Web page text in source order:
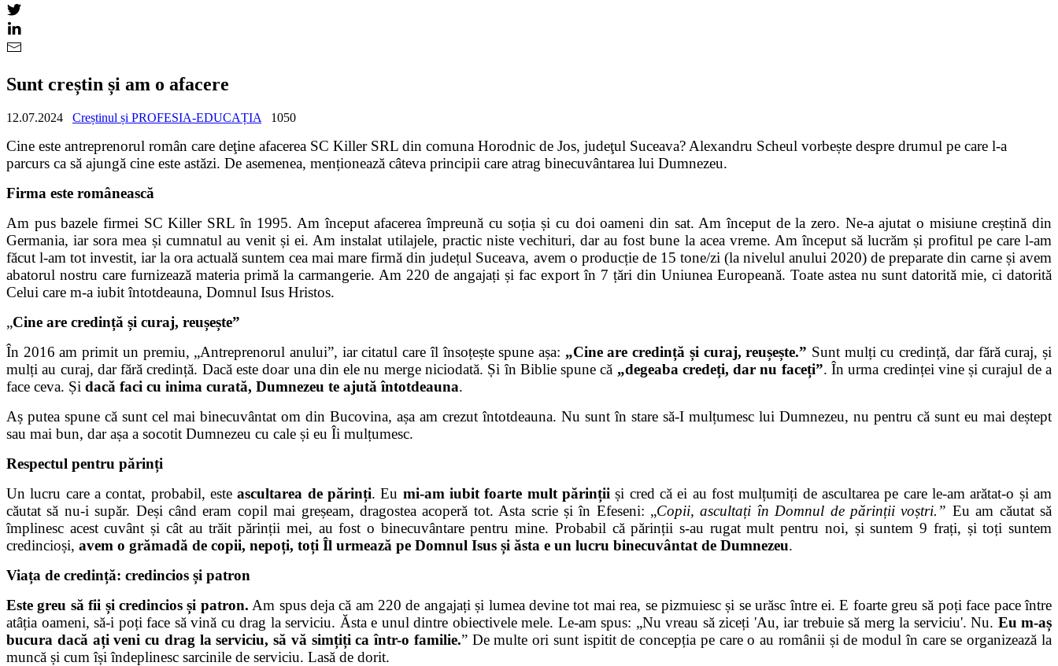
Sunt creștin și am o afacere
12.07.2024 Creștinul și PROFESIA-EDUCAȚIA 1050
Cine este antreprenorul român care deţine afacerea SC Killer SRL din comuna Horodnic de Jos, judeţul Suceava? Alexandru Scheul vorbește despre drumul pe care l-a
parcurs ca să ajungă cine este astăzi. De asemenea, menționează câteva principii care atrag binecuvântarea lui Dumnezeu.
Firma este românească
Am pus bazele firmei SC Killer SRL în 1995. Am început afacerea împreună cu soția și cu doi oameni din sat. Am început de la zero. Ne-a ajutat o misiune creștină din
Germania, iar sora mea și cumnatul au venit și ei. Am instalat utilajele, practic niste vechituri, dar au fost bune la acea vreme. Am început să lucrăm și profitul pe care l-am
făcut l-am tot investit, iar la ora actuală suntem cea mai mare firmă din județul Suceava, avem o producție de 15 tone/zi (la nivelul anului 2020) de preparate din carne și avem
abatorul nostru care furnizează materia primă la carmangerie. Am 220 de angajați și fac export în 7 țări din Uniunea Europeană. Toate astea nu sunt datorită mie, ci datorită
Celui care m-a iubit întotdeauna, Domnul Isus Hristos.
„Cine are credință și curaj, reușește”
În 2016 am primit un premiu, „Antreprenorul anului”, iar citatul care îl însoțește spune așa: „Cine are credință și curaj, reușește.” Sunt mulți cu credință, dar fără curaj, și
mulți au curaj, dar fără credință. Dacă este doar una din ele nu merge niciodată. Și în Biblie spune că „degeaba credeți, dar nu faceți”. În urma credinței vine și curajul de a
face ceva. Și dacă faci cu inima curată, Dumnezeu te ajută întotdeauna.
Aș putea spune că sunt cel mai binecuvântat om din Bucovina, așa am crezut întotdeauna. Nu sunt în stare să-I mulțumesc lui Dumnezeu, nu pentru că sunt eu mai deștept
sau mai bun, dar așa a socotit Dumnezeu cu cale și eu Îi mulțumesc.
Respectul pentru părinți
Un lucru care a contat, probabil, esteascultarea de părinți. Eu mi-am iubit foarte mult părinții și cred că ei au fost mulțumiți de ascultarea pe care le-am arătat-o și am
căutat să nu-i supăr. Deși când eram copil mai greșeam, dragostea acoperă tot. Asta scrie și în Efeseni: „Copii, ascultați în Domnul de părinții voștri.” Eu am căutat să
împlinesc acest cuvânt și cât au trăit părinții mei, au fost o binecuvântare pentru mine. Probabil că părinții s-au rugat mult pentru noi, și suntem 9 frați, și toți suntem
credincioși, avem o grămadă de copii, nepoți, toți Îl urmează pe Domnul Isus și ăsta e un lucru binecuvântat de Dumnezeu.
Viața de credință: credincios și patron
Este greu să fii și credincios și patron. Am spus deja că am 220 de angajați și lumea devine tot mai rea, se pizmuiesc și se urăsc între ei. E foarte greu să poți face pace între
atâția oameni, să-i poți face să vină cu drag la serviciu. Ăsta e unul dintre obiectivele mele. Le-am spus: „Nu vreau să ziceți 'Au, iar trebuie să merg la serviciu'. Nu. Eu m-aș
bucura dacă ați veni cu drag la serviciu, să vă simțiți ca într-o familie.” De multe ori sunt ispitit de concepția pe care o au românii și de modul în care se organizează la
muncă și cum își îndeplinesc sarcinile de serviciu. Lasă de dorit.